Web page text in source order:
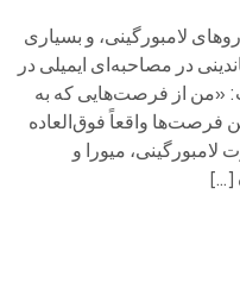
لامبورگینی، و بسیاری
گاندینی در مصاحبه‌ای ایمیلی در
نوشت: «من از فرصت‌هایی که به
فرصت‌ها واقعاً فوق‌العاده
میورا و
[…]